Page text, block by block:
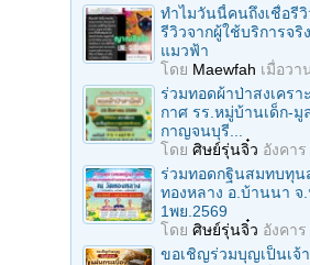
ทำไมวันนี้คนถึงเชื่อรี
รีวิวจากผู้ใช้บริการจ
แมวฟ้า
โดย Maewfah เมื่อวา
ร่วมทอดผ้าป่าสงเครา
กาศ รร.หมู่บ้านเด็ก-มู
กาญจนบุรี...
โดย ศิษย์รุ่นจิ๋ว อังคาร
ร่วมทอดกฐินสมทบทุน
ทองหลาง อ.บ้านนา จ
1พย.2569
โดย ศิษย์รุ่นจิ๋ว อังคาร
ขอเชิญร่วมบุญเป็นเจ้า